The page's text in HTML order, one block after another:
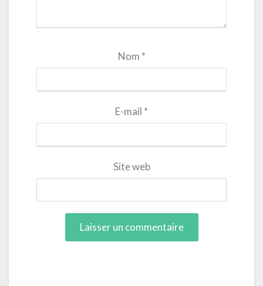
Nom *
E-mail *
Site web